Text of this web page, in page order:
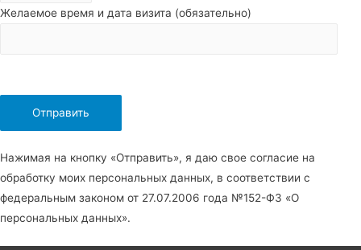
Желаемое время и дата визита (обязательно)
Нажимая на кнопку «Отправить», я даю свое согласие на
обработку моих персональных данных, в соответствии с
федеральным законом от 27.07.2006 года №152-Ф3 «О
персональных данных».